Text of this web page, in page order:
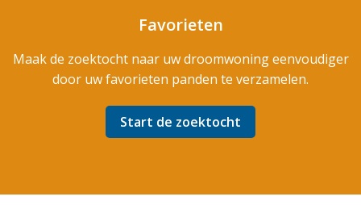
Favorieten
Maak de zoektocht naar uw droomwoning eenvoudiger
door uw favorieten panden te verzamelen.
Start de zoektocht